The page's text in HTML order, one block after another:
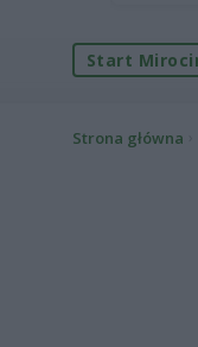
Start
Strona główna